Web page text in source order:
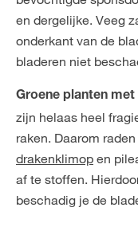
en dergelijke. Veeg
onderkant van de
bladeren niet
Groene planten
zijn helaas heel
raken. Daarom
drakenklimop en
af te stoffen.
beschadig je de